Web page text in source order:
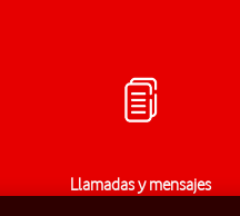
Llamadas y mensajes